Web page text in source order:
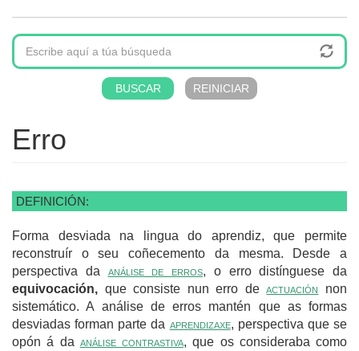
Erro
DEFINICIÓN:
Forma desviada na lingua do aprendiz, que permite
reconstruír o seu coñecemento da mesma. Desde a
perspectiva da análise de erros, o erro distínguese da
equivocación, que consiste nun erro deactuación non
sistemático. A análise de erros mantén que as formas
desviadas forman parte da aprendizaxe, perspectiva que se
opón á da análise contrastiva, que os consideraba como